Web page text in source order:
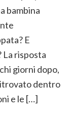
bambina
E
risposta
giorni dopo,
dentro
e le […]